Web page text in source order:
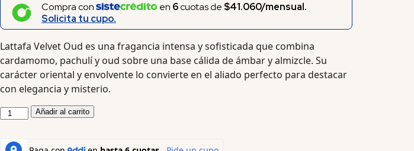
Compra con en 6cuotas de $41.060/mensual.
Solicita tu cupo.
Lattafa Velvet Oud es una fragancia intensa y sofisticada que combina
cardamomo, pachulí y oud sobre una base cálida de ámbar y almizcle. Su
carácter oriental y envolvente lo convierte en el aliado perfecto para destacar
con elegancia y misterio.
Añadir al carrito